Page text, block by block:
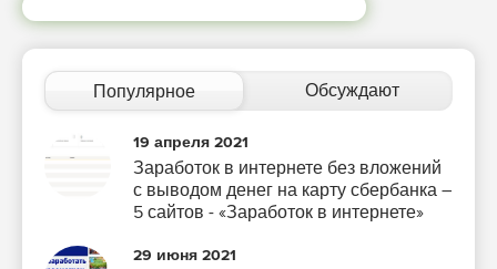
Популярное Обсуждают
19 апреля 2021
Заработок в интернете без вложений
с выводом денег на карту сбербанка –
5 сайтов - «Заработок в интернете»
29 июня 2021